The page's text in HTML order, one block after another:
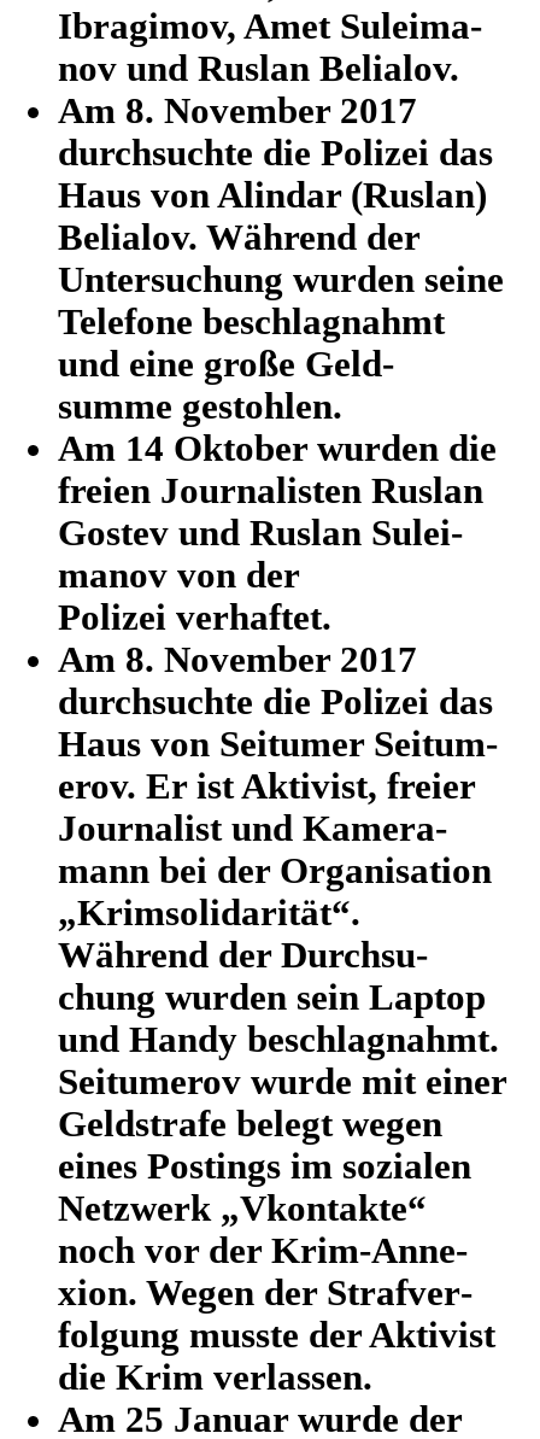
Ibrag­i­mov, Amet Sulei­ma­
nov und Ruslan Belialov.
Am 8. Novem­ber 2017
durch­suchte die Polizei das
Haus von Alindar (Ruslan)
Beli­a­lov. Während der
Unter­su­chung wurden seine
Tele­fone beschlag­nahmt
und eine große Geld­
summe gestohlen.
Am 14 Oktober wurden die
freien Jour­na­lis­ten Ruslan
Gostev und Ruslan Sulei­
ma­nov von der
Polizei verhaftet.
Am 8. Novem­ber 2017
durch­suchte die Polizei das
Haus von Seit­u­mer Seit­um­
erov. Er ist Akti­vist, freier
Jour­na­list und Kame­ra­
mann bei der Orga­ni­sa­tion
„Krims­o­li­da­ri­tät“.
Während der Durch­su­
chung wurden sein Laptop
und Handy beschlag­nahmt.
Seit­um­erov wurde mit einer
Geld­strafe belegt wegen
eines Pos­tings im sozia­len
Netz­werk „Vkon­takte“
noch vor der Krim-Anne­
xion. Wegen der Straf­ver­
fol­gung musste der Akti­vist
die Krim verlassen.
Am 25 Januar wurde der